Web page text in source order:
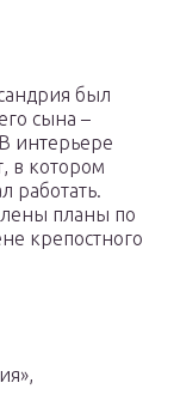
был
сына –
интерьере
в котором
работать.
планы по
крепостного